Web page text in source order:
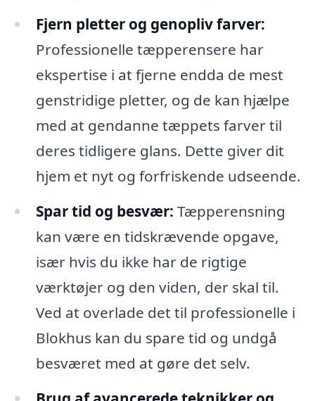
Fjern pletter og genopliv farver:
Professionelle tæpperensere har
ekspertise i at fjerne endda de mest
genstridige pletter, og de kan hjælpe
med at gendanne tæppets farver til
deres tidligere glans. Dette giver dit
hjem et nyt og forfriskende udseende.
Spar tid og besvær: Tæpperensning
kan være en tidskrævende opgave,
især hvis du ikke har de rigtige
værktøjer og den viden, der skal til.
Ved at overlade det til professionelle i
Blokhus kan du spare tid og undgå
besværet med at gøre det selv.